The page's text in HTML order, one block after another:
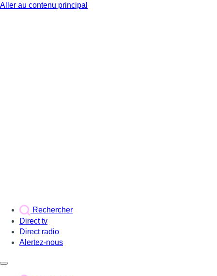
Aller au contenu principal
Rechercher
Direct tv
Direct radio
Alertez-nous